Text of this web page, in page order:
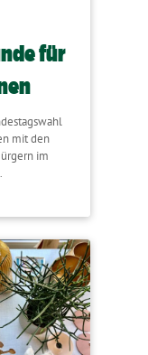
für
mit den
im